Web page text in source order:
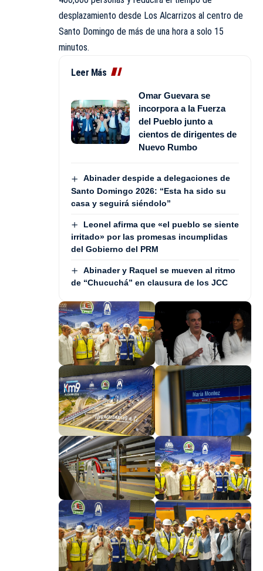
desplazamiento desde Los Alcarrizos al centro de
Santo Domingo de más de una hora a solo 15
minutos.
Leer Más
Omar Guevara se
incorpora a la Fuerza
del Pueblo junto a
cientos de dirigentes de
Nuevo Rumbo
Abinader despide a delegaciones de
Santo Domingo 2026: “Esta ha sido su
casa y seguirá siéndolo”
Leonel afirma que «el pueblo se siente
irritado» por las promesas incumplidas
del Gobierno del PRM
Abinader y Raquel se mueven al ritmo
de “Chucuchá” en clausura de los JCC